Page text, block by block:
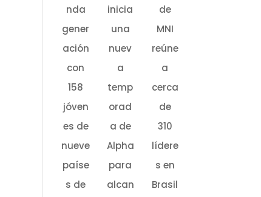
nda
gener
ación
con
158
jóven
es de
nueve
paíse
s de
inicia
una
nuev
a
temp
orad
a de
Alpha
para
alcan
de
MNI
reúne
a
cerca
de
310
lídere
s en
Brasil